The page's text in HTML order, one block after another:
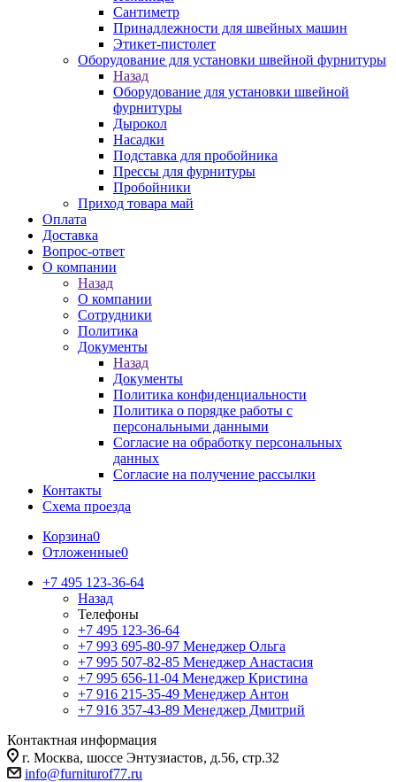
Сантиметр
Принадлежности для швейных машин
Этикет-пистолет
Оборудование для установки швейной фурнитуры
Назад
Оборудование для установки швейной
фурнитуры
Дырокол
Насадки
Подставка для пробойника
Прессы для фурнитуры
Пробойники
Приход товара май
Оплата
Доставка
Вопрос-ответ
О компании
Назад
О компании
Сотрудники
Политика
Документы
Назад
Документы
Политика конфиденциальности
Политика о порядке работы с
персональными данными
Согласие на обработку персональных
данных
Согласие на получение рассылки
Контакты
Схема проезда
Корзина0
Отложенные0
+7 495 123-36-64
Назад
Телефоны
+7 495 123-36-64
+7 993 695-80-97 Менеджер Ольга
+7 995 507-82-85 Менеджер Анастасия
+7 995 656-11-04 Менеджер Кристина
+7 916 215-35-49 Менеджер Антон
+7 916 357-43-89 Менеджер Дмитрий
Контактная информация
г. Москва, шоссе Энтузиастов, д.56, стр.32
info@furniturof77.ru